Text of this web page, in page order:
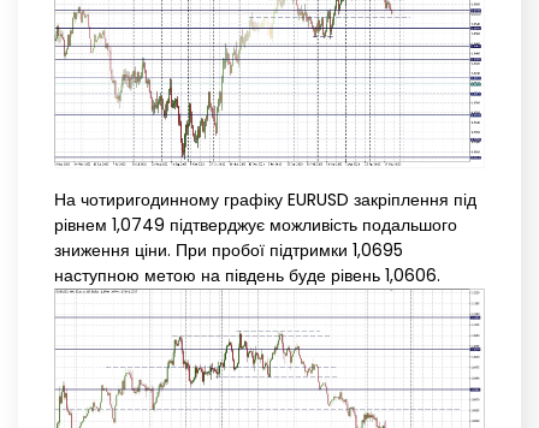
На чотиригодинному графіку EURUSD закріплення під
рівнем 1,0749 підтверджує можливість подальшого
зниження ціни. При пробої підтримки 1,0695
наступною метою на південь буде рівень 1,0606.